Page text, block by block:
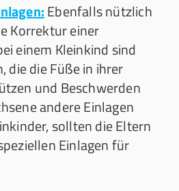
Ebenfalls nützlich
Korrektur einer
einem Kleinkind sind
die die Füße in ihrer
und Beschwerden
andere Einlagen
sollten die Eltern
Einlagen für